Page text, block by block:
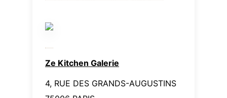
Ze Kitchen Galerie
4, RUE DES GRANDS-AUGUSTINS